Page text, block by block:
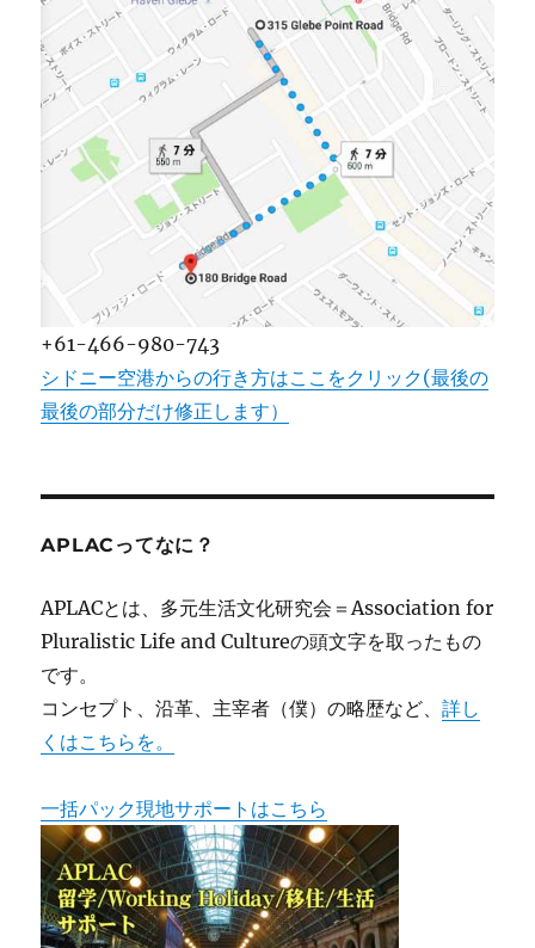
+61-466-980-743
シドニー空港からの行き方はここをクリック(最後の
最後の部分だけ修正します）
APLACってなに？
APLACとは、多元生活文化研究会＝Association for
Pluralistic Life and Cultureの頭文字を取ったもの
です。
コンセプト、沿革、主宰者（僕）の略歴など、詳し
くはこちらを。
一括パック現地サポートはこちら